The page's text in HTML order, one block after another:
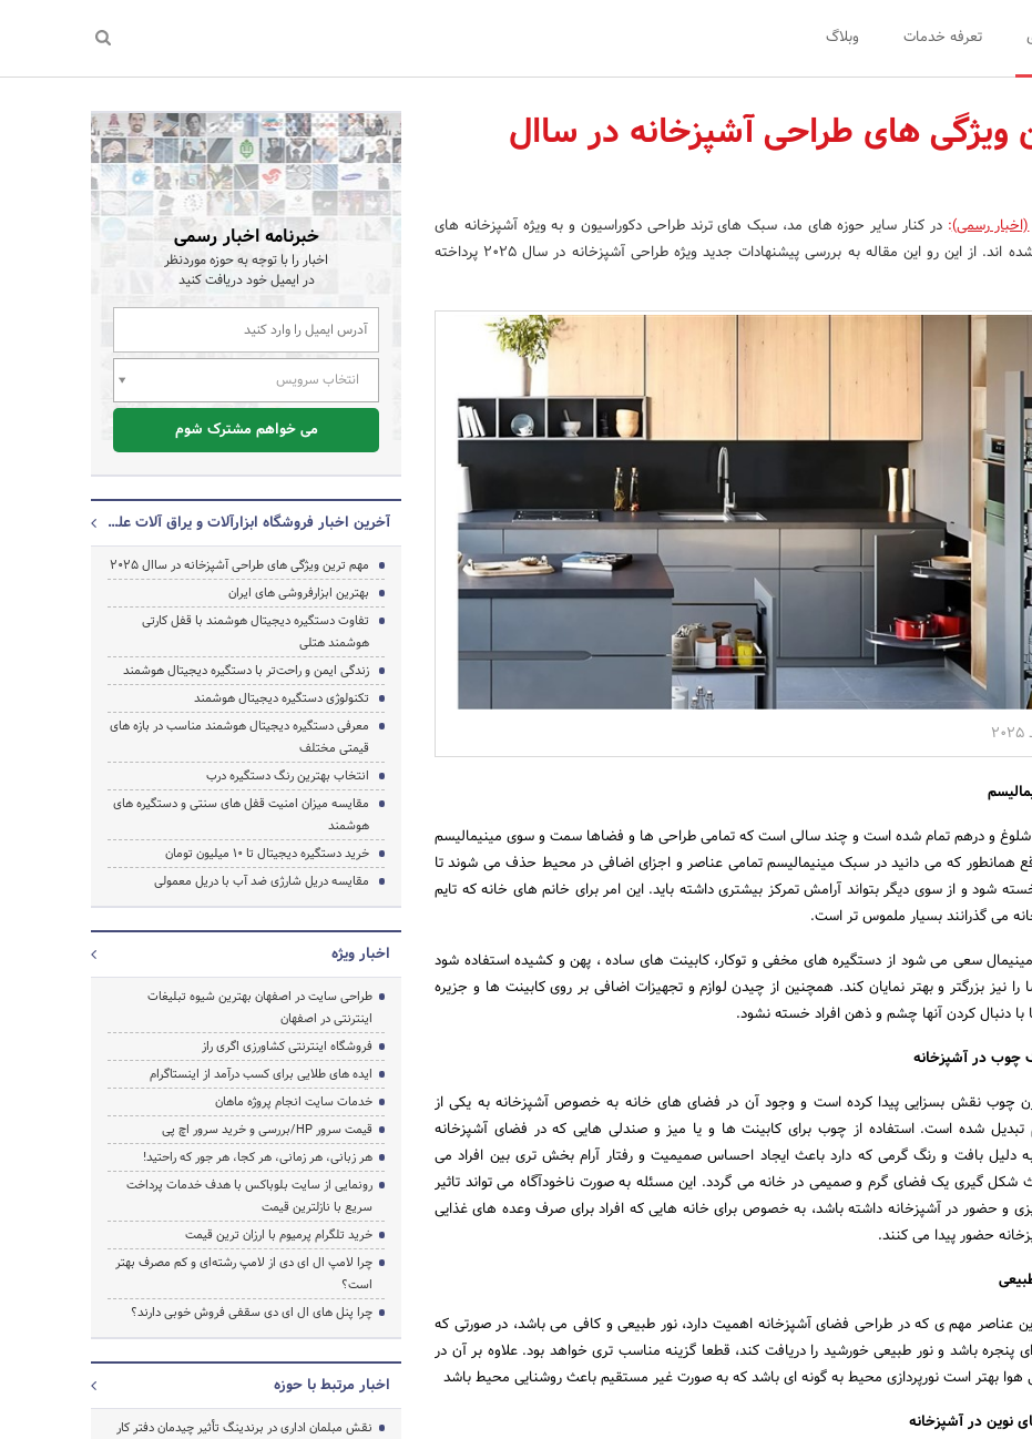
تعرفه خدمات وبلاگ
ویژگی های طراحی آشپزخانه در ساال
(اخبار رسمی):در کنار سایر حوزه های مد، سبک های ترند طراحی دکوراسیون و به ویژه آشپزخانه های
ترند 2025 معرفی شده اند. از این رو این مقاله به بررسی پیشنهادات جدید ویژه طراحی آشپزخانه در سال 2025 پرداخته
شلوغ و درهم تمام شده است و چند سالی است که تمامی طراحی ها و فضاها سمت و سوی مینیمالیسم
همانطور که می دانید در سبک مینیمالیسم تمامی عناصر و اجزای اضافی در محیط حذف می شوند تا
شود و از سوی دیگر بتواند آرامش تمرکز بیشتری داشته باید. این امر برای خانم های خانه که تایم
می گذرانند بسیار ملموس تر است.
سعی می شود از دستگیره های مخفی و توکار، کابینت های ساده ، پهن و کشیده استفاده شود
نیز بزرگتر و بهتر نمایان کند. همچنین از چیدن لوازم و تجهیزات اضافی بر روی کابینت ها و جزیره
با دنبال کردن آنها چشم و ذهن افراد خسته نشود.
چوب در آشپزخانه
چوب نقش بسزایی پیدا کرده است و وجود آن در فضای های خانه به خصوص آشپزخانه به یکی از
شده است. استفاده از چوب برای کابینت ها و یا میز و صندلی هایی که در فضای آشپزخانه
دلیل بافت و رنگ گرمی که دارد باعث ایجاد احساس صمیمیت و رفتار آرام بخش تری بین افراد می
شکل گیری یک فضای گرم و صمیمی در خانه می گردد. این مسئله به صورت ناخودآگاه می تواند تاثیر
و حضور در آشپزخانه داشته باشد، به خصوص برای خانه هایی که افراد برای صرف وعده های غذایی
حضور پیدا می کنند.
عناصر مهم ی که در طراحی فضای آشپزخانه اهمیت دارد، نور طبیعی و کافی می باشد، در صورتی که
پنجره باشد و نور طبیعی خورشید را دریافت کند، قطعا گزینه مناسب تری خواهد بود. علاوه بر آن در
بهتر است نورپردازی محیط به گونه ای باشد که به صورت غیر مستقیم باعث روشنایی محیط باشد
نوین در آشپزخانه
خبرنامه اخبار رسمی
اخبار را با توجه به حوزه موردنظر
در ایمیل خود دریافت کنید
انتخاب سرویس
می خواهم مشترک شوم
آخرین اخبار فروشگاه ابزارآلات و یراق آلات علمایی
مهم ترین ویژگی های طراحی آشپزخانه در ساال 2025
بهترین ابزارفروشی های ایران
تفاوت دستگیره دیجیتال هوشمند با قفل کارتی
هوشمند هتلی
زندگی ایمن و راحت‌تر با دستگیره دیجیتال هوشمند
تکنولوژی دستگیره دیجیتال هوشمند
معرفی دستگیره دیجیتال هوشمند مناسب در بازه های
قیمتی مختلف
انتخاب بهترین رنگ دستگیره درب
مقایسه میزان امنیت قفل های سنتی و دستگیره های
هوشمند
خرید دستگیره دیجیتال تا 10 میلیون تومان
مقایسه دریل شارژی ضد آب با دریل معمولی
اخبار ویژه
طراحی سایت در اصفهان بهترین شیوه تبلیغات
اینترنتی در اصفهان
فروشگاه اینترنتی کشاورزی اگری راز
ایده های طلایی برای کسب درآمد از اینستاگرام
خدمات سایت انجام پروژه ماهان
قیمت سرور HP/بررسی و خرید سرور اچ پی
هر زبانی، هر زمانی، هر کجا، هر جور که راحتید!
رونمایی از سایت بلوباکس با هدف خدمات پرداخت
سریع با نازلترین قیمت
خرید تلگرام پرمیوم با ارزان ترین قیمت
چرا لامپ ال ای دی از لامپ رشته‌ای و کم مصرف بهتر
است؟
چرا پنل های ال ای دی سقفی فروش خوبی دارند؟
اخبار مرتبط با حوزه
نقش مبلمان اداری در برندینگ تأثیر چیدمان دفتر کار